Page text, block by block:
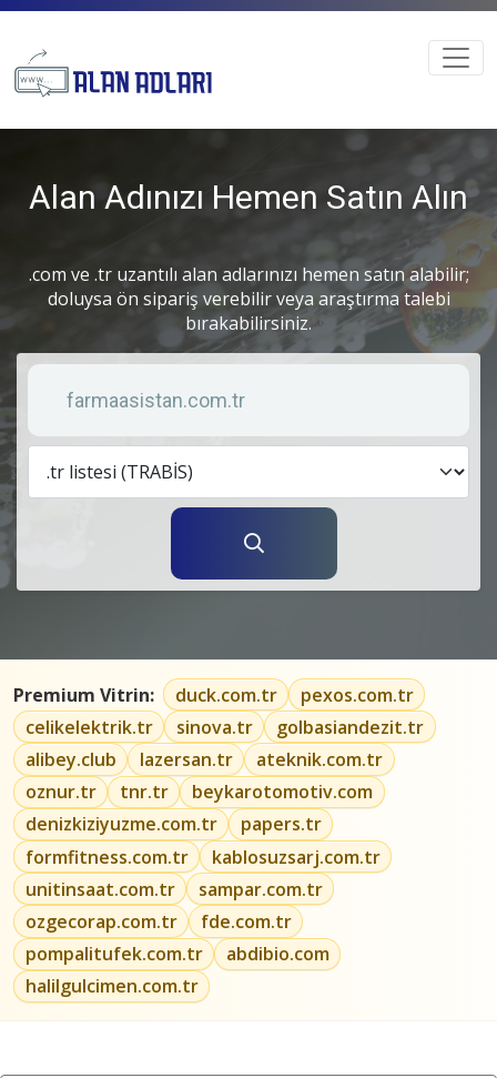
Alan Adınızı Hemen Satın Alın
.com ve .tr uzantılı alan adlarınızı hemen satın alabilir;
doluysa ön sipariş verebilir veya araştırma talebi
bırakabilirsiniz.
Anahtar kelime
Premium Vitrin: duck.com.tr
pexos.com.tr
celikelektrik.tr
sinova.tr
golbasiandezit.tr
alibey.club
lazersan.tr
ateknik.com.tr
oznur.tr
tnr.tr
beykarotomotiv.com
denizkiziyuzme.com.tr
papers.tr
formfitness.com.tr
kablosuzsarj.com.tr
unitinsaat.com.tr
sampar.com.tr
ozgecorap.com.tr
fde.com.tr
pompalitufek.com.tr
abdibio.com
halilgulcimen.com.tr